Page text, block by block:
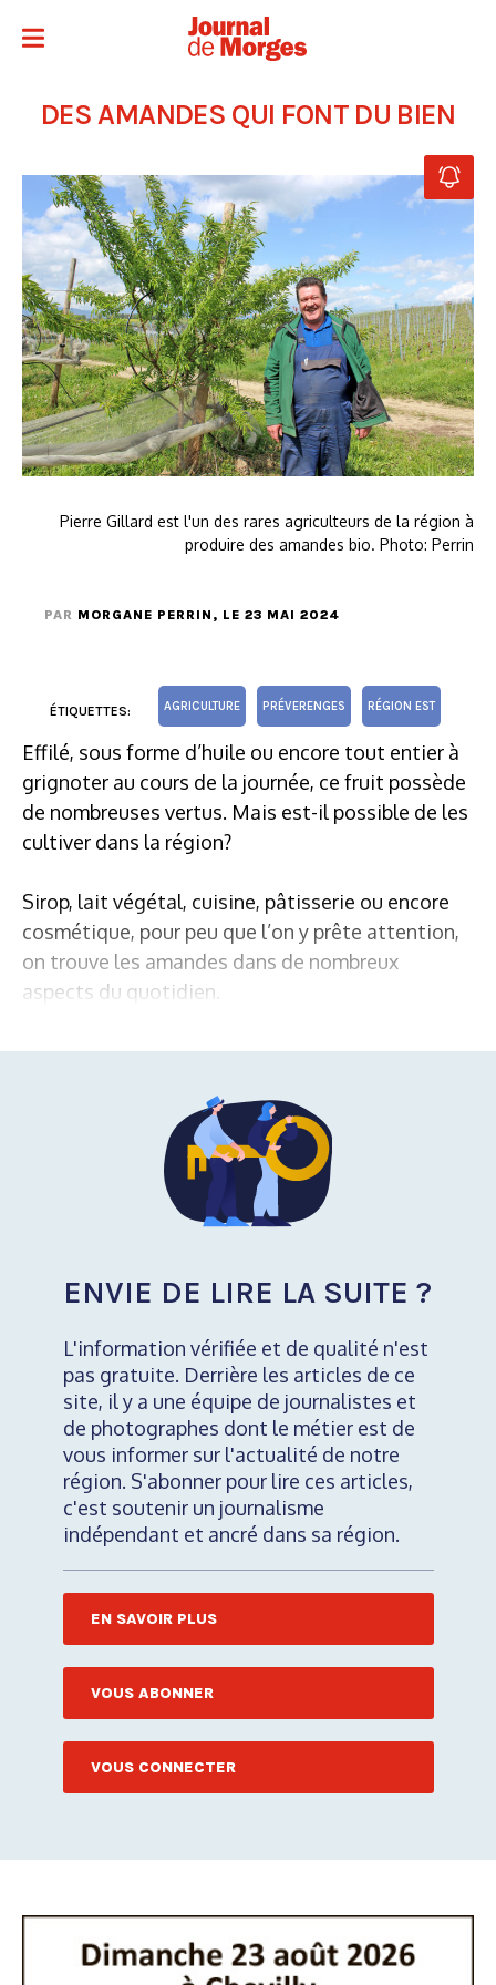
DES AMANDES QUI FONT DU BIEN
Pierre Gillard est l'un des rares agriculteurs de la région à
produire des amandes bio. Photo: Perrin
PAR MORGANE PERRIN , LE 23 MAI 2024
ÉTIQUETTES: AGRICULTURE PRÉVERENGES RÉGION EST
Effilé, sous forme d’huile ou encore tout entier à
grignoter au cours de la journée, ce fruit possède
de nombreuses vertus. Mais est-il possible de les
cultiver dans la région?
Sirop, lait végétal, cuisine, pâtisserie ou encore
cosmétique, pour peu que l’on y prête attention,
on trouve les amandes dans de nombreux
aspects du quotidien.
ENVIE DE LIRE LA SUITE ?
L'information vérifiée et de qualité n'est
pas gratuite. Derrière les articles de ce
site, il y a une équipe de journalistes et
de photographes dont le métier est de
vous informer sur l'actualité de notre
région. S'abonner pour lire ces articles,
c'est soutenir un journalisme
indépendant et ancré dans sa région.
EN SAVOIR PLUS
VOUS ABONNER
VOUS CONNECTER